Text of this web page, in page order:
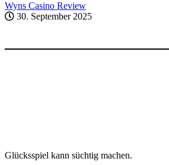
Wyns Casino Review
30. September 2025
Glücksspiel kann süchtig machen.